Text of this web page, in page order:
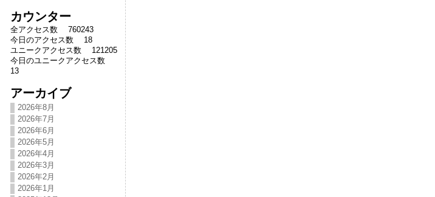
カウンター
全アクセス数 760243
今日のアクセス数 18
ユニークアクセス数 121205
今日のユニークアクセス数
13
アーカイブ
2026年8月
2026年7月
2026年6月
2026年5月
2026年4月
2026年3月
2026年2月
2026年1月